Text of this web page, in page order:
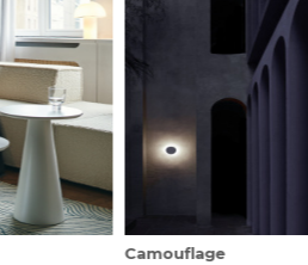
Camouflage